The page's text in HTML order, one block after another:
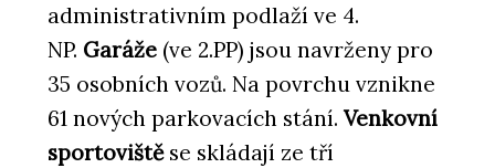
administrativním podlaží ve 4.
NP. Garáže (ve 2.PP) jsou navrženy pro
35 osobních vozů. Na povrchu vznikne
61 nových parkovacích stání. Venkovní
sportovištěse skládají ze tří